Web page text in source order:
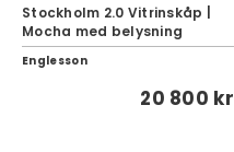
Stockholm 2.0 Vitrinskåp |
Mocha med belysning
Englesson
20 800 kr